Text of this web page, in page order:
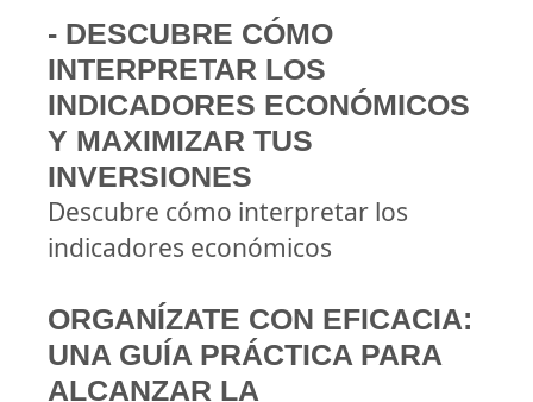
- DESCUBRE CÓMO
INTERPRETAR LOS
INDICADORES ECONÓMICOS
Y MAXIMIZAR TUS
INVERSIONES
Descubre cómo interpretar los
indicadores económicos
ORGANÍZATE CON EFICACIA:
UNA GUÍA PRÁCTICA PARA
ALCANZAR LA